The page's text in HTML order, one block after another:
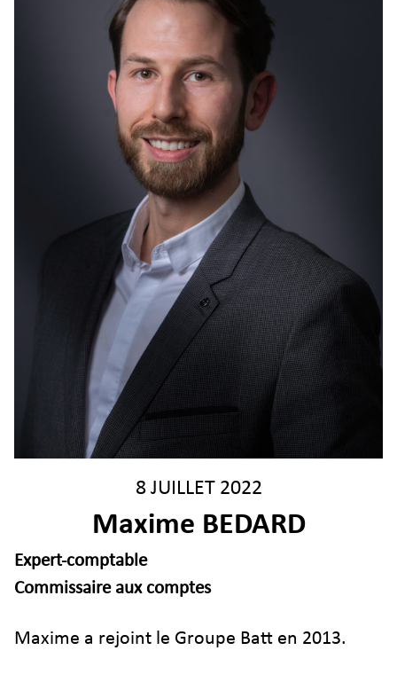
8 JUILLET 2022
Maxime BEDARD
Expert-comptable
Commissaire aux comptes
Maxime a rejoint le Groupe Batt en 2013.